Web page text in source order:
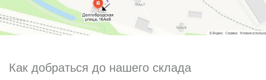
Как добраться до нашего склада